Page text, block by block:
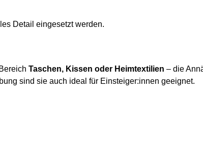
Detail eingesetzt werden.
Taschen, Kissen oder Heimtextilien – die
sind sie auch ideal für Einsteiger:innen geeignet.